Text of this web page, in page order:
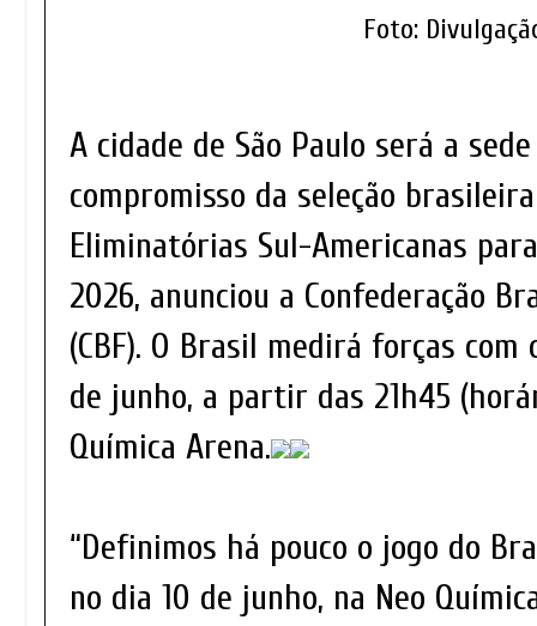
Foto:
A cidade de São Paulo será a
compromisso da seleção
Eliminatórias Sul-Americanas
2026, anunciou a Confederação
(CBF). O Brasil medirá forças
de junho, a partir das 21h45
Química Arena.
“Definimos há pouco o jogo do
no dia 10 de junho, na Neo